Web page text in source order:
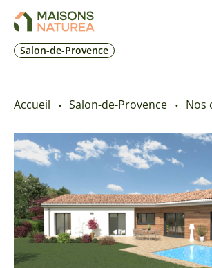
Salon-de-Provence
Nos offres
Prendre RDV
+33 4 42 55 70 10
Accueil Salon-de-Provence Nos